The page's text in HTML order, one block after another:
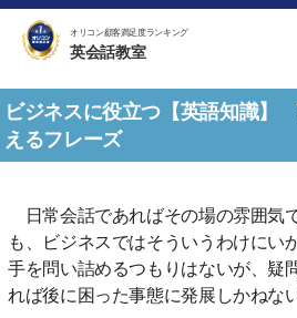
オリコン顧客満足度ランキング
英会話教室
ビジネスに役立つ【英語知識】
えるフレーズ
日常会話であればその場の雰囲気
も、ビジネスではそういうわけにい
手を問い詰めるつもりはないが、疑
れば後に困った事態に発展しかねな